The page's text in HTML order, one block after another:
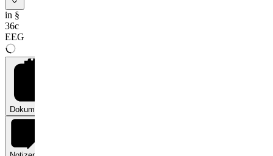
in §
36c
EEG
Dokumente